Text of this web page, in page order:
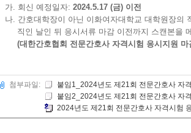
가. 회신 예정일자: 2024.5.17 (금) 이전
나. 간호대학장이 아닌 이화여자대학교 대학원장의
직인 날인 뒤 응시서류 마감 이전까지 스캔본을
(대한간호협회 전문간호사 자격시험 응시지원
첨부파일:
붙임1_2024년도 제21회 전문간호사 자
붙임2_2024년도 제21회 전문간호사 자
2024년도 제21회 전문간호사 자격시험